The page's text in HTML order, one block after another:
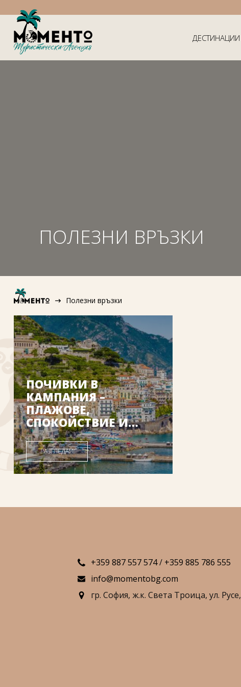
ДЕСТИНАЦИИ
ПОЛЕЗНИ ВРЪЗКИ
Полезни връзки
ПОЧИВКИ В
КАМПАНИЯ –
ПЛАЖОВЕ,
СПОКОЙСТВИЕ И
ЮЖНА ИТАЛИЯ |
MOMENTO
РАЗГЛЕДАЙ
+359 887 557 574/ +359 885 786 555
info@momentobg.com
гр. София,ж.к. Света Троица, ул. Русе,